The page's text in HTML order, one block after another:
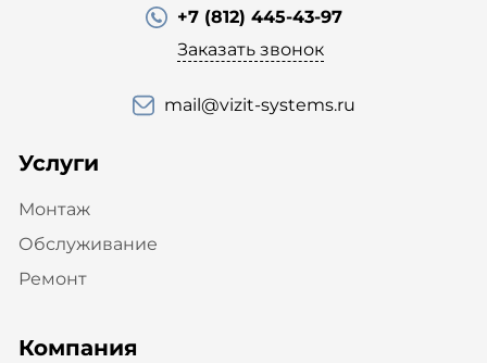
+7 (812) 445-43-97
Заказать звонок
mail@vizit-systems.ru
Услуги
Монтаж
Обслуживание
Ремонт
Компания